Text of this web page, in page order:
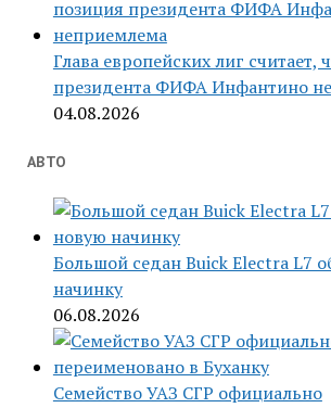
Глава европейских лиг считает,
президента ФИФА Инфантино
04.08.2026
АВТО
Большой седан Buick Electra L7
начинку
06.08.2026
Семейство УАЗ СГР официально